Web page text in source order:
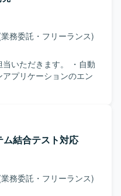
務委託・フリーランス)
当いただきます。 ・自動
プリケーションのエン
ム結合テスト対応
務委託・フリーランス)